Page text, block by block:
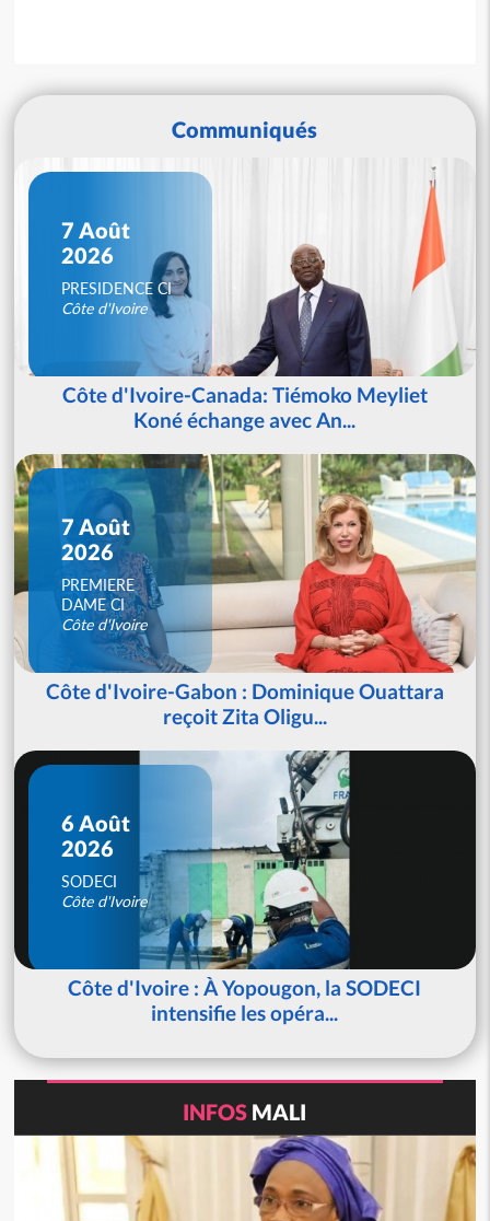
Communiqués
7 Août
2026
PRESIDENCE CI
Côte d'Ivoire
Côte d'Ivoire-Canada: Tiémoko Meyliet
Koné échange avec An...
7 Août
2026
PREMIERE
DAME CI
Côte d'Ivoire
Côte d'Ivoire-Gabon : Dominique Ouattara
reçoit Zita Oligu...
6 Août
2026
SODECI
Côte d'Ivoire
Côte d'Ivoire : À Yopougon, la SODECI
intensifie les opéra...
INFOS MALI